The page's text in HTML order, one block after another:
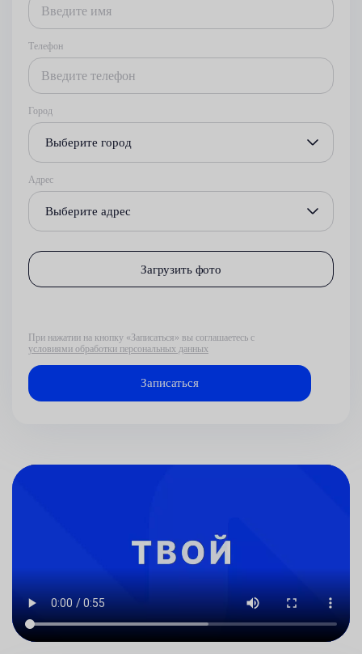
Телефон
Город
Выберите город
Адрес
Выберите адрес
Загрузить фото
При нажатии на кнопку «Записаться» вы соглашаетесь с
условиями обработки персональных данных